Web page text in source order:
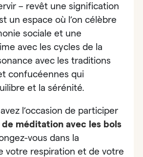
– revêt une signification
un espace où l’on célèbre
sociale et une
avec les cycles de la
avec les traditions
confucéennes qui
et la sérénité.
l’occasion de participer
de méditation avec les bols
vous dans la
votre respiration et de votre